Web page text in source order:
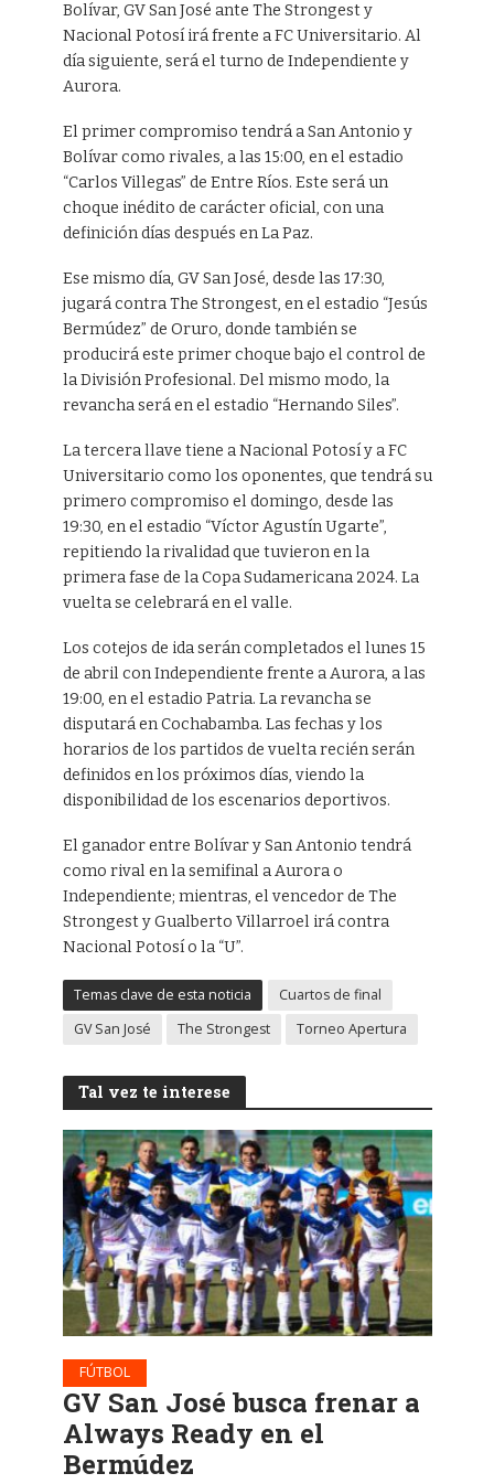
Bolívar, GV San José ante The Strongest y
Nacional Potosí irá frente a FC Universitario. Al
día siguiente, será el turno de Independiente y
Aurora.
El primer compromiso tendrá a San Antonio y
Bolívar como rivales, a las 15:00, en el estadio
“Carlos Villegas” de Entre Ríos. Este será un
choque inédito de carácter oficial, con una
definición días después en La Paz.
Ese mismo día, GV San José, desde las 17:30,
jugará contra The Strongest, en el estadio “Jesús
Bermúdez” de Oruro, donde también se
producirá este primer choque bajo el control de
la División Profesional. Del mismo modo, la
revancha será en el estadio “Hernando Siles”.
La tercera llave tiene a Nacional Potosí y a FC
Universitario como los oponentes, que tendrá su
primero compromiso el domingo, desde las
19:30, en el estadio “Víctor Agustín Ugarte”,
repitiendo la rivalidad que tuvieron en la
primera fase de la Copa Sudamericana 2024. La
vuelta se celebrará en el valle.
Los cotejos de ida serán completados el lunes 15
de abril con Independiente frente a Aurora, a las
19:00, en el estadio Patria. La revancha se
disputará en Cochabamba. Las fechas y los
horarios de los partidos de vuelta recién serán
definidos en los próximos días, viendo la
disponibilidad de los escenarios deportivos.
El ganador entre Bolívar y San Antonio tendrá
como rival en la semifinal a Aurora o
Independiente; mientras, el vencedor de The
Strongest y Gualberto Villarroel irá contra
Nacional Potosí o la “U”.
Temas clave de esta noticia
Cuartos de final
GV San José
The Strongest Torneo Apertura
Tal vez te interese
FÚTBOL
GV San José busca frenar a
Always Ready en el
Bermúdez